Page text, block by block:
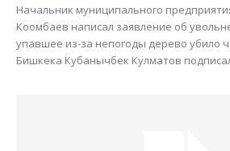
Начальник муниципального
Коомбаев написал заявление об
упавшее из-за непогоды дерево убило
Бишкека Кубанычбек Кулматов